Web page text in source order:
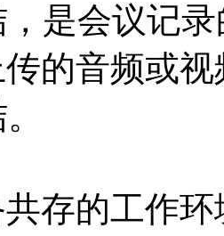
是会议记
的音频或
存的工作